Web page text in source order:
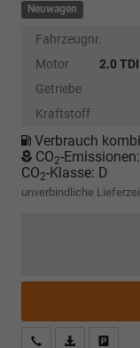
Neuwagen
Fahrzeugnr.
Motor
2.0
Getriebe
Kraftstoff
Verbrauch
CO2-Emissionen:
CO2-Klasse: D
unverbindliche
Kostenloser Rückruf-
PDF-Datei,